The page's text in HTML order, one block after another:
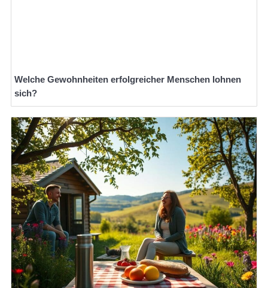
Welche Gewohnheiten erfolgreicher Menschen lohnen
sich?